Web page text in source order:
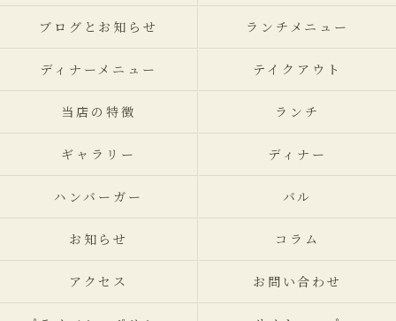
ブログとお知らせ ランチメニュー
ディナーメニュー テイクアウト
当店の特徴 ランチ
ギャラリー ディナー
ハンバーガー バル
お知らせ コラム
アクセス お問い合わせ